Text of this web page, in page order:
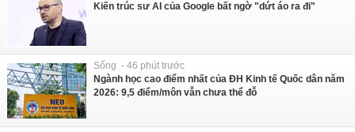
Kiến trúc sư AI của Google bất ngờ "dứt áo ra đi"
Sống - 46 phút trước
Ngành học cao điểm nhất của ĐH Kinh tế Quốc dân năm
2026: 9,5 điểm/môn vẫn chưa thể đỗ